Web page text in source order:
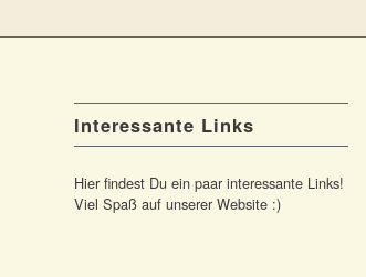
Interessante Links
Hier findest Du ein paar interessante Links!
Viel Spaß auf unserer Website :)